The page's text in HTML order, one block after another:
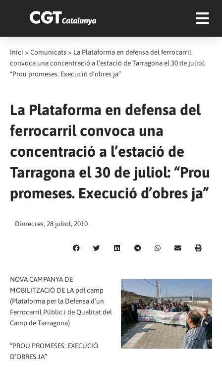
Inici > Comunicats > La Plataforma en defensa del ferrocarril
convoca una concentració a l’estació de Tarragona el 30 de juliol:
“Prou promeses. Execució d’obres ja”
La Plataforma en defensa del
ferrocarril convoca una
concentració a l’estació de
Tarragona el 30 de juliol: “Prou
promeses. Execució d’obres ja”
Dimecres, 28 juliol, 2010
NOVA CAMPANYA DE
MOBILITZACIÓ DE LA pdf.camp
(Plataforma per la Defensa d’un
Ferrocarril Públic i de Qualitat del
Camp de Tarragona)
“PROU PROMESES: EXECUCIÓ
D’OBRES JA”